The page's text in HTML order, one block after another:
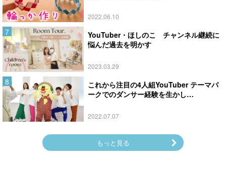
2022.06.10
YouTuber・ほしのこ チャンネル継続に
悩んだ過去を明かす
2023.03.29
これから注目の4人組YouTuber テーマパ
ークでのダンサー経験を生かし…
2022.07.07
もっと見る